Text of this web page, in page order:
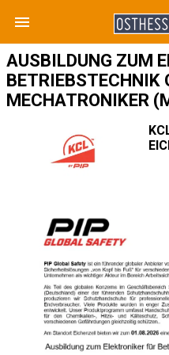
AUSBILDUNG ZUM
BETRIEBSTECHNIK
MECHATRONIKER